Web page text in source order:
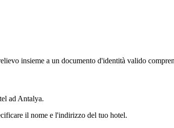
insieme a un documento d'identità valido
ad Antalya.
il nome e l'indirizzo del tuo hotel.